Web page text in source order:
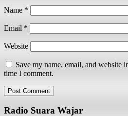
Name *
Email *
Website
Save my name, email, and website
time I comment.
Radio Suara Wajar